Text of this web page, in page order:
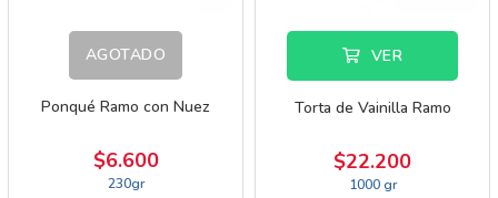
AGOTADO
Ponqué Ramo con Nuez
$6.600
230gr
VER
Torta de Vainilla Ramo
$22.200
1000 gr